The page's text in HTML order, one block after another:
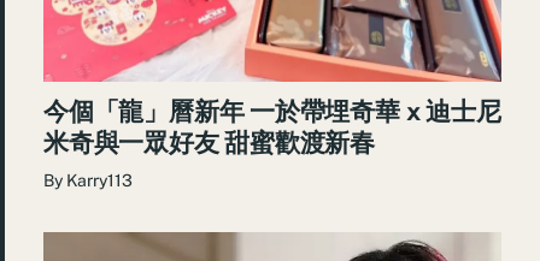
今個「龍」曆新年 一於帶埋奇華 x 迪士尼
米奇與一眾好友 甜蜜歡渡新春
By Karry113